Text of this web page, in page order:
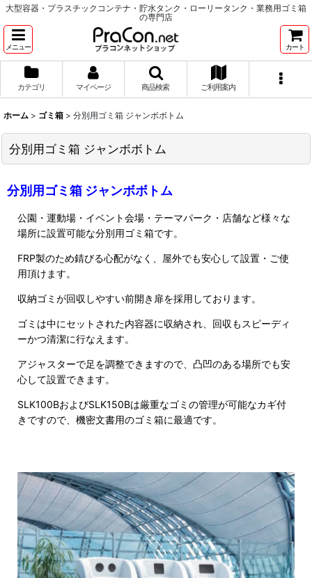
大型容器・プラスチックコンテナ・貯水タンク・ローリータンク・業務用ゴミ箱
の専門店
メニュー カート
カテゴリ マイページ 商品検索 ご利用案内
ホーム > ゴミ箱 > 分別用ゴミ箱 ジャンボボトム
分別用ゴミ箱 ジャンボボトム
分別用ゴミ箱 ジャンボボトム
公園・運動場・イベント会場・テーマパーク・店舗など様々な
場所に設置可能な分別用ゴミ箱です。
FRP製のため錆びる心配がなく、屋外でも安心して設置・ご使
用頂けます。
収納ゴミが回収しやすい前開き扉を採用しております。
ゴミは中にセットされた内容器に収納され、回収もスピーディ
ーかつ清潔に行なえます。
アジャスターで足を調整できますので、凸凹のある場所でも安
心して設置できます。
SLK100BおよびSLK150Bは厳重なゴミの管理が可能なカギ付
きですので、機密文書用のゴミ箱に最適です。